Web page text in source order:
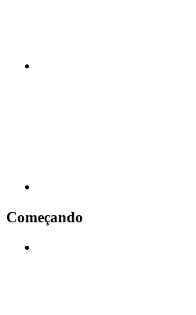
Começando